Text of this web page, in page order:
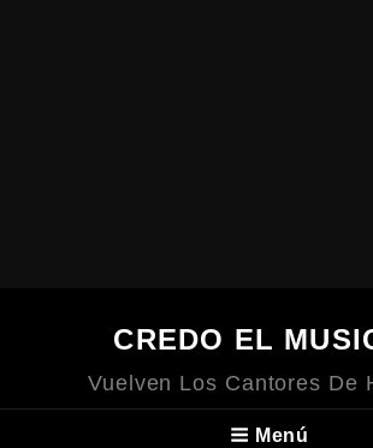
CREDO EL
Vuelven Los Cantores De
Menú